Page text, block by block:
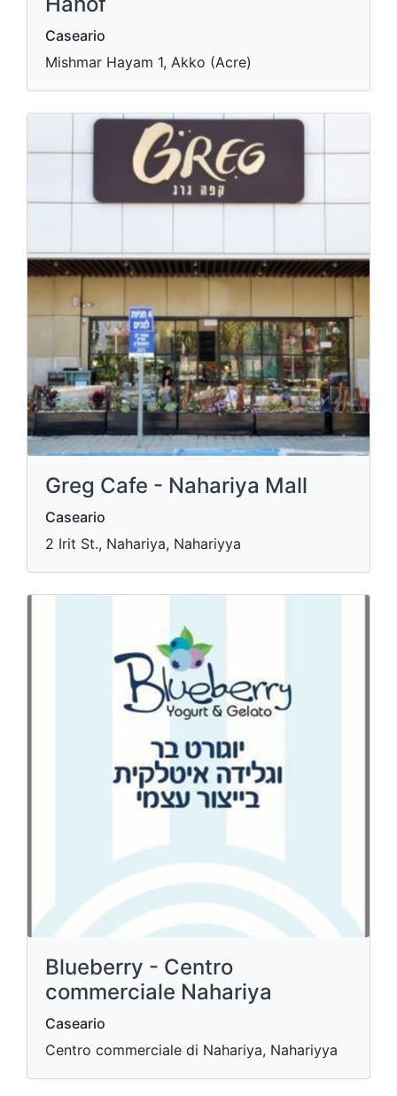
Caseario
Mishmar Hayam 1, Akko (Acre)
Greg Cafe - Nahariya Mall
Caseario
2 Irit St., Nahariya, Nahariyya
Blueberry - Centro
commerciale Nahariya
Caseario
Centro commerciale di Nahariya, Nahariyya